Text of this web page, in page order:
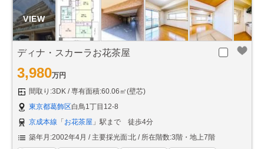
ディナ・スカーラお花茶屋
3,980万円
間取り:3DK
専有面積:60.06㎡(壁芯)
東京都葛飾区白鳥1丁目12-8
京成本線 「お花茶屋 」駅まで 徒歩4分
築年月:2002年4月
主要採光面:北 所在階数:3階・地上7階